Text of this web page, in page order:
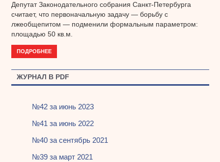
Депутат Законодательного собрания Санкт-Петербурга
считает, что первоначальную задачу — борьбу с
лжеобщепитом — подменили формальным параметром:
площадью 50 кв.м.
ПОДРОБНЕЕ
ЖУРНАЛ В PDF
№42 за июнь 2023
№41 за июнь 2022
№40 за сентябрь 2021
№39 за март 2021